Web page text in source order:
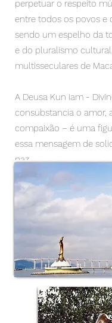
perpetuar o respeito
entre todos os povos e
sendo um espelho da
e do pluralismo
multisseculares de
A Deusa Kun Iam -
consubstancia o amor,
compaixão – é uma
essa mensagem de
paz.